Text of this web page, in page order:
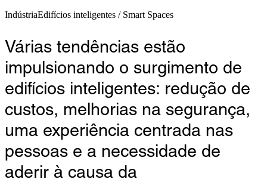
IndústriaEdifícios inteligentes / Smart Spaces
Várias tendências estão
impulsionando o surgimento de
edifícios inteligentes: redução de
custos, melhorias na segurança,
uma experiência centrada nas
pessoas e a necessidade de
aderir à causa da